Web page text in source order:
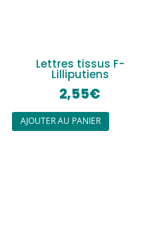
Lettres tissus F-
Lilliputiens
2,55€
AJOUTER AU PANIER